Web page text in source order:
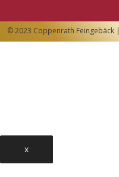
© 2023 Coppenrath Feingebäck |
x